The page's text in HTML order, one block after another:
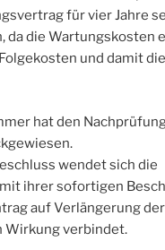
für vier Jahre
da die Wartungskosten
und damit
hat den
wendet sich die
ihrer sofortigen
auf Verlängerung der
Wirkung verbindet.